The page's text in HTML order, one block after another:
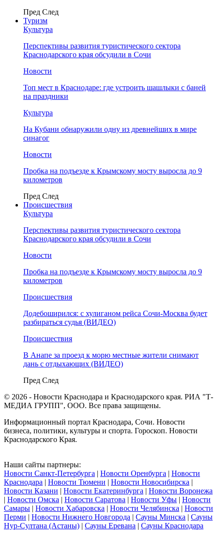
Пред След
Туризм
Культура
Перспективы развития туристического сектора
Краснодарского края обсудили в Сочи
Новости
Топ мест в Краснодаре: где устроить шашлыки с баней
на праздники
Культура
На Кубани обнаружили одну из древнейших в мире
синагог
Новости
Пробка на подъезде к Крымскому мосту выросла до 9
километров
Пред След
Происшествия
Культура
Перспективы развития туристического сектора
Краснодарского края обсудили в Сочи
Новости
Пробка на подъезде к Крымскому мосту выросла до 9
километров
Происшествия
Додебоширился: с хулиганом рейса Сочи-Москва будет
разбираться судья (ВИДЕО)
Происшествия
В Анапе за проезд к морю местные жители снимают
дань с отдыхающих (ВИДЕО)
Пред След
© 2026 - Новости Краснодара и Краснодарского края. РИА "Т-
МЕДИА ГРУПП", ООО. Все права защищены.
Информационный портал Краснодара, Сочи. Новости
бизнеса, политики, культуры и спорта. Гороскоп. Новости
Краснодарского Края.
Наши сайты партнеры:
Новости Санкт-Петербурга | Новости Оренбурга | Новости
Краснодара | Новости Тюмени | Новости Новосибирска |
Новости Казани | Новости Екатеринбурга | Новости Воронежа
| Новости Омска | Новости Саратова | Новости Уфы | Новости
Самары | Новости Хабаровска | Новости Челябинска | Новости
Перми | Новости Нижнего Новгорода | Сауны Минска | Сауны
Нур-Султана (Астаны) | Сауны Еревана | Сауны Краснодара